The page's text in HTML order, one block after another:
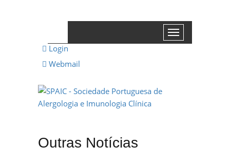
Toggle
navigation
GRUPOS DE TRABALHO
Login
Webmail
Outras Notícias